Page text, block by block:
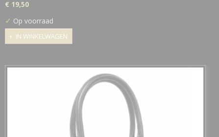
€ 19,50
✓ Op voorraad
IN WINKELWAGEN